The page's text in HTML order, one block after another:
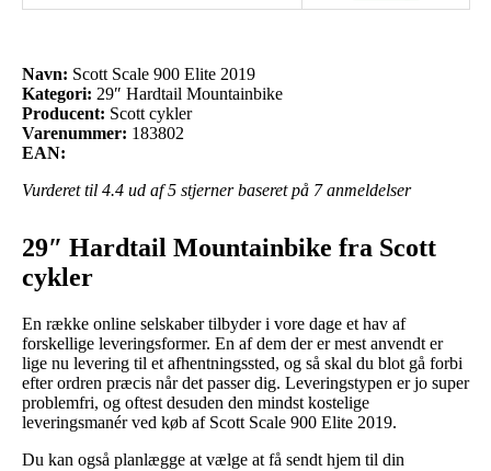
Navn: Scott Scale 900 Elite 2019
Kategori: 29″ Hardtail Mountainbike
Producent: Scott cykler
Varenummer: 183802
EAN:
Vurderet til 4.4 ud af 5 stjerner baseret på 7anmeldelser
29″ Hardtail Mountainbike fra Scott
cykler
En række online selskaber tilbyder i vore dage et hav af
forskellige leveringsformer. En af dem der er mest anvendt er
lige nu levering til et afhentningssted, og så skal du blot gå forbi
efter ordren præcis når det passer dig. Leveringstypen er jo super
problemfri, og oftest desuden den mindst kostelige
leveringsmanér ved køb af Scott Scale 900 Elite 2019.
Du kan også planlægge at vælge at få sendt hjem til din